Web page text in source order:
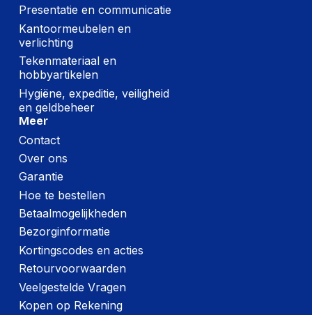
Meegeleverde Audio
adapters
USB
Opbergetui
Snelstartgids
Microfoon
Microfoontype
Gevoeligheid
microfoon
Poorten interfaces
USB-connector
Bluetooth-versie
Connectiviteitstechnologie
Presentatie en communicatie
Kantoormeubelen en
verlichting
Tekenmateriaal en
hobbyartikelen
Hygiëne, expeditie, veiligheid
en geldbeheer
Meer
Contact
Over ons
Garantie
Hoe te bestellen
Betaalmogelijkheden
Bezorginformatie
Kortingscodes en acties
Retourvoorwaarden
Veelgestelde Vragen
Kopen op Rekening